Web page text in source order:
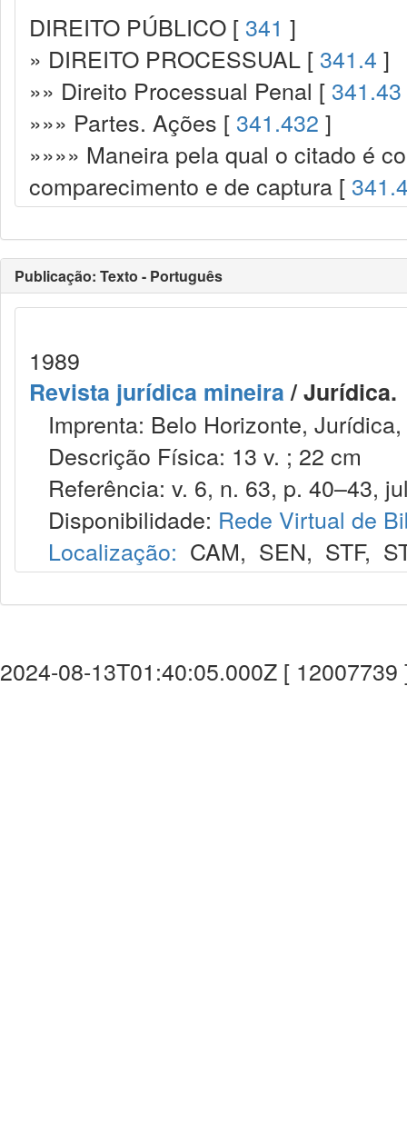
DIREITO PÚBLICO [ 341 ]
» DIREITO PROCESSUAL [ 341.4 ]
»» Direito Processual Penal [ 341.43
»»» Partes. Ações [ 341.432 ]
»»»» Maneira pela qual o citado é
comparecimento e de captura [
Publicação: Texto - Português
1989
Revista jurídica mineira/ Jurídica.
Imprenta: Belo Horizonte,
Descrição Física: 13 v. ; 22 cm
Referência: v. 6, n. 63, p. 40–43,
Disponibilidade: Rede Virtual de
Localização: CAM, SEN, STF,
2024-08-13T01:40:05.000Z [ 12007739